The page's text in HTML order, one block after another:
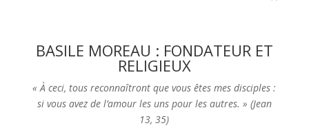
BASILE MOREAU : FONDATEUR ET
RELIGIEUX
« À ceci, tous reconnaîtront que vous êtes mes disciples :
si vous avez de l’amour les uns pour les autres. » (Jean
13, 35)